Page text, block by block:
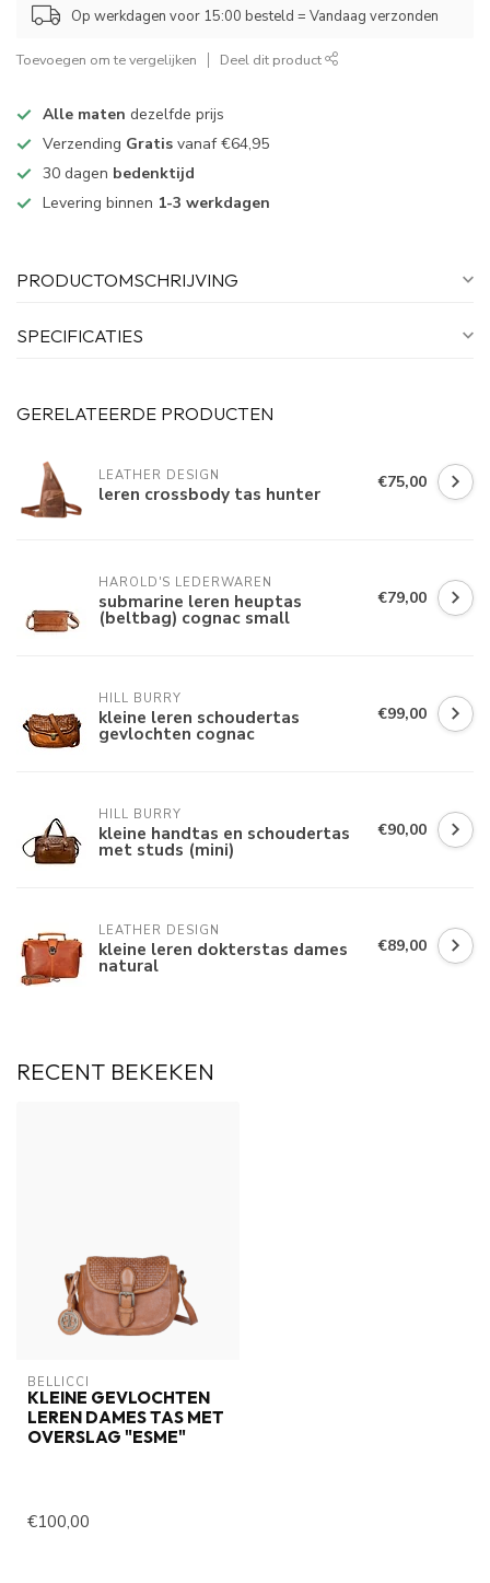
Op werkdagen voor 15:00 besteld = Vandaag verzonden
Toevoegen om te vergelijken Deel dit product
Alle maten dezelfde prijs
Verzending Gratis vanaf €64,95
30 dagen bedenktijd
Levering binnen 1-3 werkdagen
PRODUCTOMSCHRIJVING
SPECIFICATIES
GERELATEERDE PRODUCTEN
LEATHER DESIGN
leren crossbody tas hunter €75,00
HAROLD'S LEDERWAREN
submarine leren heuptas
(beltbag) cognac small
€79,00
HILL BURRY
kleine leren schoudertas
gevlochten cognac
€99,00
HILL BURRY
kleine handtas en schoudertas
met studs (mini)
€90,00
LEATHER DESIGN
kleine leren dokterstas dames
natural
€89,00
RECENT BEKEKEN
BELLICCI
KLEINE GEVLOCHTEN
LEREN DAMES TAS MET
OVERSLAG "ESME"
€100,00